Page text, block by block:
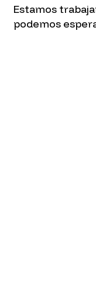
Estamos
podemos